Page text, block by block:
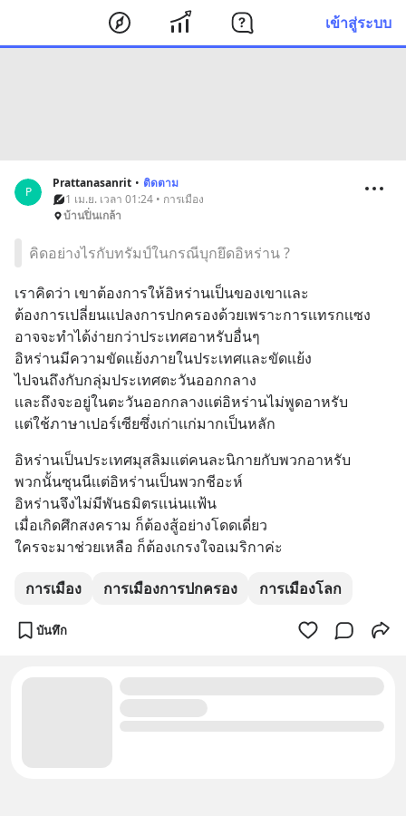
เข้าสู่ระบบ
P
Prattanasanrit • ติดตาม
1 เม.ย. เวลา 01:24 • การเมือง
บ้านปิ่นเกล้า
คิดอย่างไรกับทรัมป์ในกรณีบุกยึดอิหร่าน ?
เราคิดว่า เขาต้องการให้อิหร่านเป็นของเขาเเละ
ต้องการเปลี่ยนเเปลงการปกครองด้วยเพราะการเเทรกเเซง
อาจจะทำได้ง่ายกว่าประเทศอาหรับอื่นๆ
อิหร่านมีความขัดเเย้งภายในประเทศเเละขัดเเย้ง
ไปจนถึงกับกลุ่มประเทศตะวันออกกลาง
เเละถึงจะอยู่ในตะวันออกกลางเเต่อิหร่านไม่พูดอาหรับ
เเต่ใช้ภาษาเปอร์เซียซึ่งเก่าเเก่มากเป็นหลัก
อิหร่านเป็นประเทศมุสลิมเเต่คนละนิกายกับพวกอาหรับ
พวกนั้นซุนนีเเต่อิหร่านเป็นพวกชีอะห์
อิหร่านจึงไม่มีพันธมิตรเเน่นเเฟ้น
เมื่อเกิดศึกสงคราม ก็ต้องสู้อย่างโดดเดี่ยว
ใครจะมาช่วยเหลือ ก็ต้องเกรงใจอเมริกาค่ะ
การเมือง การเมืองการปกครอง การเมืองโลก
บันทึก